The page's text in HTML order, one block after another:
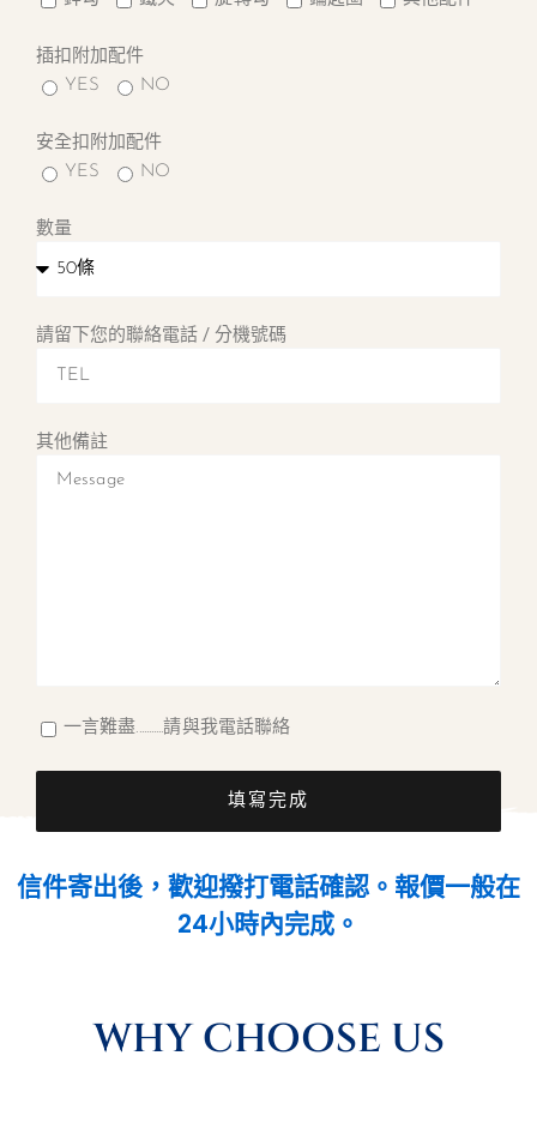
插扣附加配件
YES NO
安全扣附加配件
YES NO
數量
請留下您的聯絡電話 / 分機號碼
其他備註
一言難盡...........請與我電話聯絡
填寫完成
信件寄出後，歡迎撥打電話確認。報價一般在
24小時內完成。
WHY CHOOSE US